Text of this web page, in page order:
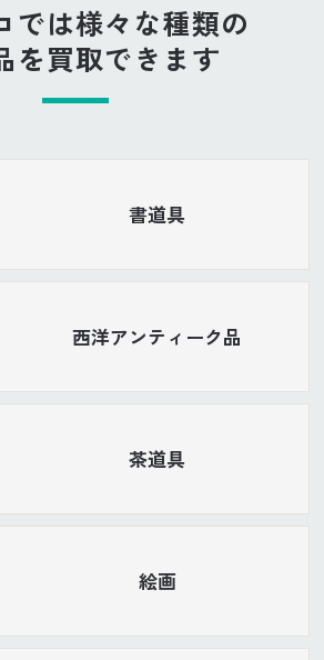
では様々な種類の
を買取できます
書道具
西洋アンティーク品
茶道具
絵画